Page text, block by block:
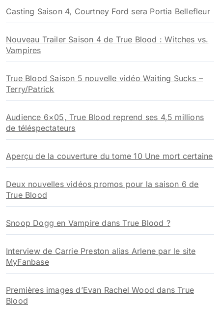
:Casting Saison 4, Courtney Ford sera Portia Bellefleur
Nouveau Trailer Saison 4 de True Blood : Witches vs.
Vampires
True Blood Saison 5 nouvelle vidéo Waiting Sucks –
Terry/Patrick
Audience 6×05, True Blood reprend ses 4,5 millions
de téléspectateurs
Aperçu de la couverture du tome 10 Une mort certaine
Deux nouvelles vidéos promos pour la saison 6 de
True Blood
Snoop Dogg en Vampire dans True Blood ?
Interview de Carrie Preston alias Arlene par le site
MyFanbase
Premières images d’Evan Rachel Wood dans True
Blood